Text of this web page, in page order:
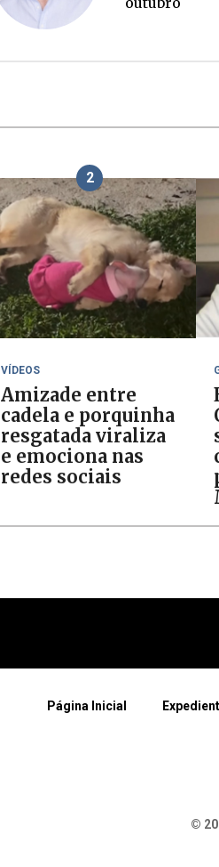
2
VÍDEOS
Amizade entre
cadela e porquinha
resgatada viraliza
e emociona nas
redes sociais
Página Inicial
©